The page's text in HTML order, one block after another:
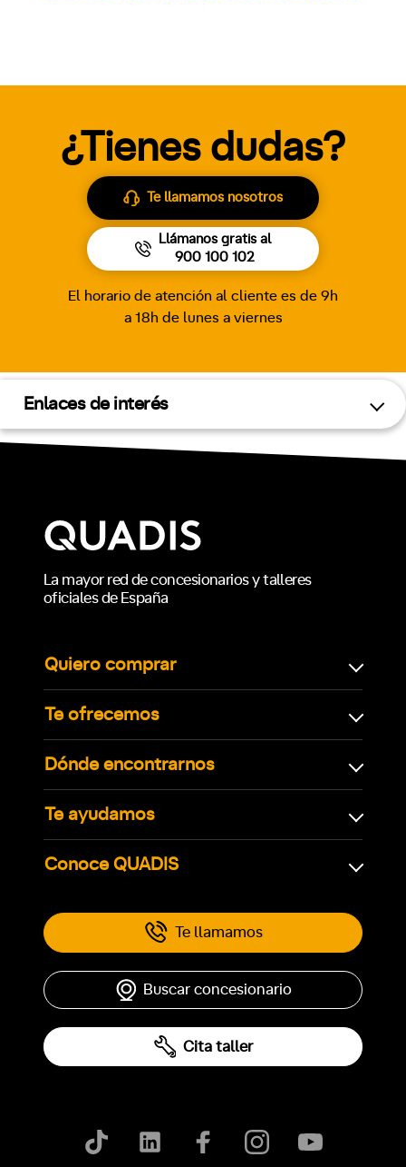
¿Tienes dudas?
Te llamamos nosotros
Llámanos gratis al
900 100 102
El horario de atención al cliente es de 9h
a 18h de lunes a viernes
Enlaces de interés
La mayor red de concesionarios y talleres
oficiales de España
Quiero comprar
Te ofrecemos
Dónde encontrarnos
Te ayudamos
Conoce QUADIS
Te llamamos
Buscar concesionario
Cita taller